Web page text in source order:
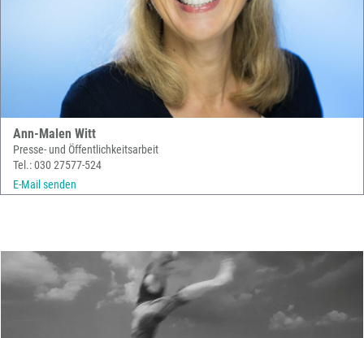
Ann-Malen Witt
Presse- und Öffentlichkeitsarbeit
Tel.: 030 27577-524
E-Mail senden